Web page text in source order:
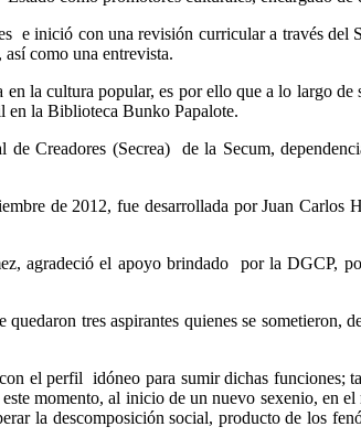
e inició con una revisión curricular a través del
como una entrevista.
la cultura popular, es por ello que a lo largo de
en la Biblioteca Bunko Papalote.
Creadores (Secrea) de la Secum,
de 2012, fue desarrollada por Juan Carlos
agradeció el apoyo brindado por la DGCP,
tres aspirantes quienes se sometieron,
el perfil idóneo para sumir dichas funciones;
momento, al inicio de un nuevo sexenio, en
la descomposición social, producto de los